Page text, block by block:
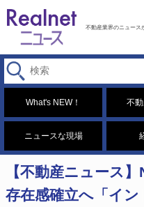
不動産業界のニュース
What's NEW！ 不
ニュースな現場
【不動産ニュース
存在感確立へ「イン